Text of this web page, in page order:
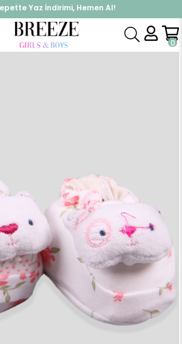
Yaz İndirimi, Hemen Al!
%10 İndirimi Kap, Hemen Üye Ol!
0
Patik & Panduf